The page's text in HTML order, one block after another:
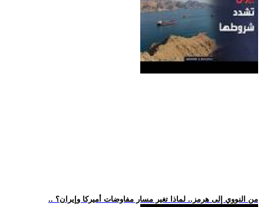
.. من النووي إلى هرمز.. لماذا تغير مسار مفاوضات أميركا وإيران؟